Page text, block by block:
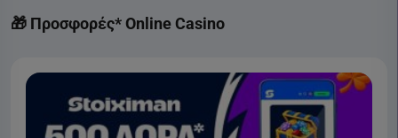
🎁 Προσφορές* Online Casino